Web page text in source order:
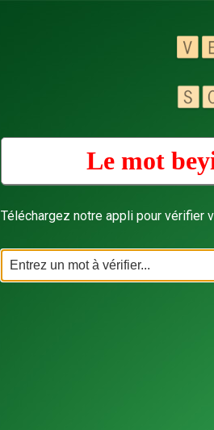
Le mot
Téléchargez notre appli pour vérifier